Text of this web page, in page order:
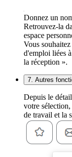
Donnez un
Retrouvez-la
espace
Vous
d'emploi liées
la réception ».
7. Autres
Depuis le
votre
de travail et la